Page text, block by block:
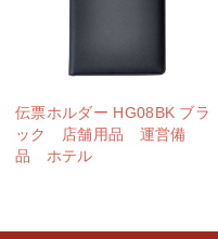
伝票ホルダー HG08BK ブラ
ック 店舗用品 運営備
品 ホテル